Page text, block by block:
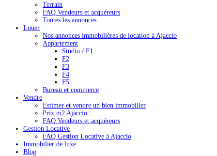
Terrain
FAQ Vendeurs et acquéreurs
Toutes les annonces
Louer
Nos annonces immobilières de location à Ajaccio
Appartement
Studio / F1
F2
F3
F4
F5
Bureau et commerce
Vendre
Estimer et vendre un bien immobilier
Prix m2 Ajaccio
FAQ Vendeurs et acquéreurs
Gestion Locative
FAQ Gestion Locative à Ajaccio
Immobilier de luxe
Blog